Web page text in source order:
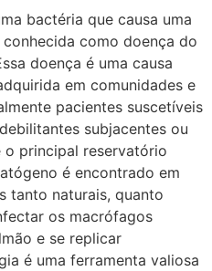
bactéria que causa uma
como doença do
doença é uma causa
em comunidades e
pacientes suscetíveis
subjacentes ou
o principal reservatório
é encontrado em
tanto naturais, quanto
os macrófagos
e se replicar
é uma ferramenta valiosa